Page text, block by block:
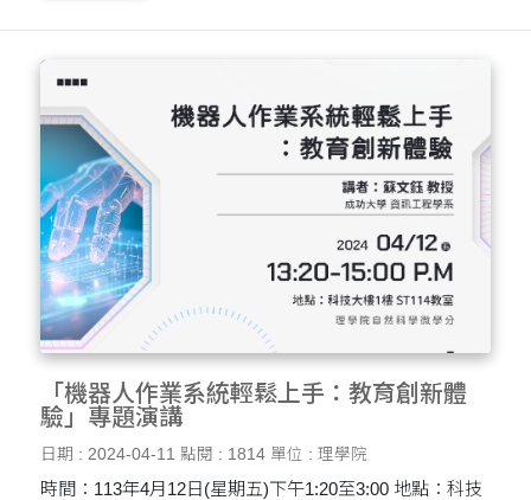
「機器人作業系統輕鬆上手：教育創新體
驗」專題演講
日期 : 2024-04-11 點閱 : 1814 單位 : 理學院
時間：113年4月12日(星期五)下午1:20至3:00 地點：科技